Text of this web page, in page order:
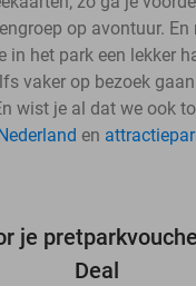
op avontuur.
in het park een lekker
vaker op bezoek
wist je al dat we ook
en
je
Deal